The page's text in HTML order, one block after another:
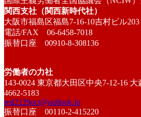
関西支社（関西新時代社）
大阪市福島区福島7-16-10吉村ビル203
電話/FAX 06-6458-7018
振替口座 00910-8-308136
労働者の力社
143-0024 東京都大田区中央7-12-16
4662-5183
red2129oct@outlook.jp
振替口座 00110-2-415220